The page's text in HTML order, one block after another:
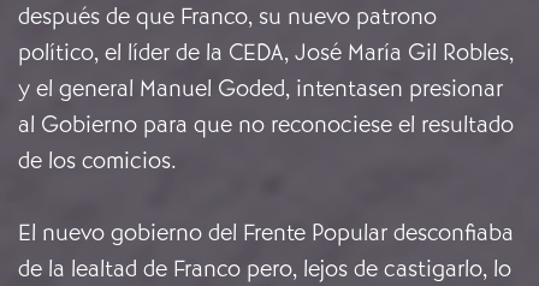
después de que Franco, su nuevo patrono
político, el líder de la CEDA, José María Gil Robles,
y el general Manuel Goded, intentasen presionar
al Gobierno para que no reconociese el resultado
de los comicios.
El nuevo gobierno del Frente Popular desconfiaba
de la lealtad de Franco pero, lejos de castigarlo, lo